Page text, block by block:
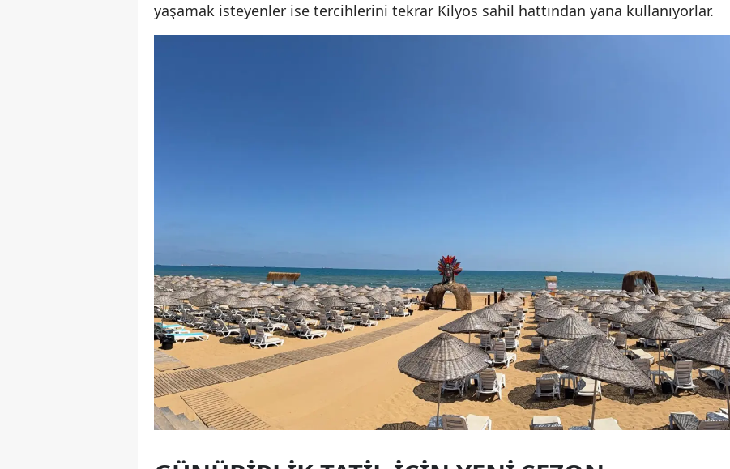
yaşamak isteyenler ise tercihlerini tekrar Kilyos sahil hattından yana kullanıyorlar.